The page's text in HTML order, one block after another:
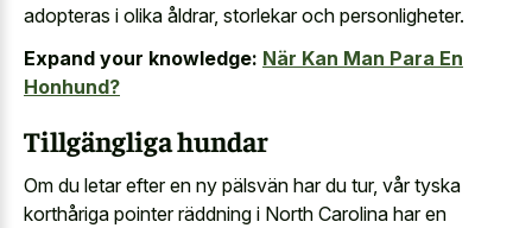
adopteras i olika åldrar, storlekar och personligheter.
Expand your knowledge: När Kan Man Para En
Honhund?
Tillgängliga hundar
Om du letar efter en ny pälsvän har du tur, vår tyska
korthåriga pointer räddning i North Carolina har en